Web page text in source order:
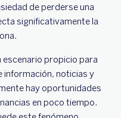
de perderse una
significativamente la
escenario propicio para
información, noticias y
hay oportunidades
en poco tiempo.